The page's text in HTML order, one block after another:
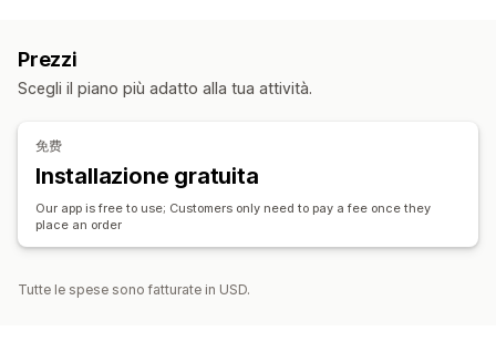
Prezzi
Scegli il piano più adatto alla tua attività.
免费
Installazione gratuita
Our app is free to use; Customers only need to pay a fee once they
place an order
Tutte le spese sono fatturate in USD.